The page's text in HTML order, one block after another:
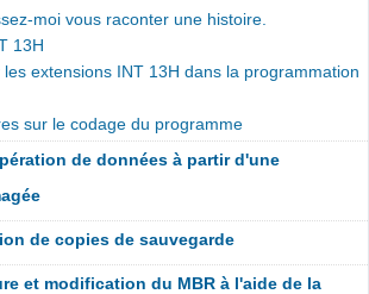
moi vous raconter une histoire.
13H
extensions INT 13H dans la programmation
sur le codage du programme
de données à partir d'une
de copies de sauvegarde
et modification du MBR à l'aide de la